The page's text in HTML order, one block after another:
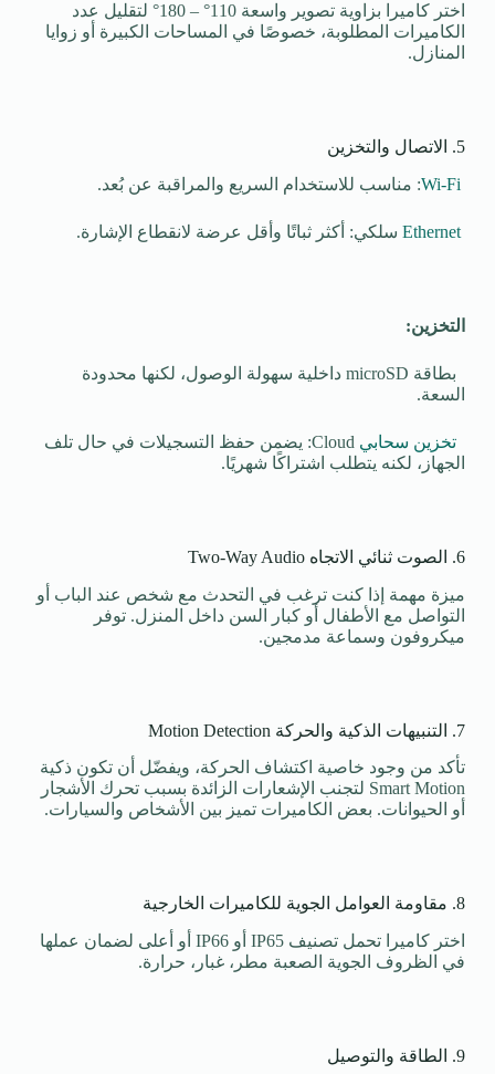
اختر كاميرا بزاوية تصوير واسعة 110° – 180° لتقليل عدد
الكاميرات المطلوبة، خصوصًا في المساحات الكبيرة أو زوايا
المنازل.
5. الاتصال والتخزين
Wi-Fi: مناسب للاستخدام السريع والمراقبة عن بُعد.
Ethernetسلكي: أكثر ثباتًا وأقل عرضة لانقطاع الإشارة.
التخزين:
بطاقة microSD داخلية سهولة الوصول، لكنها محدودة
السعة.
تخزين سحابي
Cloud: يضمن حفظ التسجيلات في حال تلف
الجهاز، لكنه يتطلب اشتراكًا شهريًا.
6. الصوت ثنائي الاتجاه Two-Way Audio
ميزة مهمة إذا كنت ترغب في التحدث مع شخص عند الباب أو
التواصل مع الأطفال أو كبار السن داخل المنزل. توفر
ميكروفون وسماعة مدمجين.
7. التنبيهات الذكية والحركة Motion Detection
تأكد من وجود خاصية اكتشاف الحركة، ويفضّل أن تكون ذكية
Smart Motion لتجنب الإشعارات الزائدة بسبب تحرك الأشجار
أو الحيوانات. بعض الكاميرات تميز بين الأشخاص والسيارات.
8. مقاومة العوامل الجوية للكاميرات الخارجية
اختر كاميرا تحمل تصنيف IP65 أو IP66 أو أعلى لضمان عملها
في الظروف الجوية الصعبة مطر، غبار، حرارة.
9. الطاقة والتوصيل